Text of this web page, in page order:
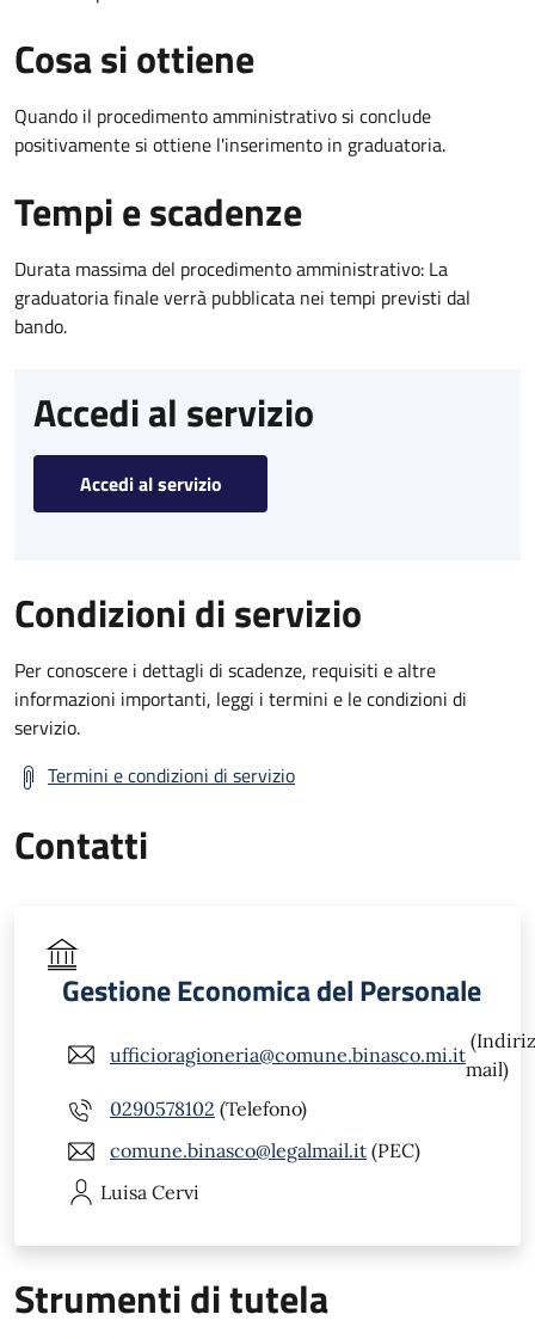
Cosa si ottiene
Quando il procedimento amministrativo si conclude
positivamente si ottiene l'inserimento in graduatoria.
Tempi e scadenze
Durata massima del procedimento amministrativo: La
graduatoria finale verrà pubblicata nei tempi previsti dal
bando.
Accedi al servizio
Accedi al servizio
Condizioni di servizio
Per conoscere i dettagli di scadenze, requisiti e altre
informazioni importanti, leggi i termini e le condizioni di
servizio.
Termini e condizioni di servizio
Contatti
Gestione Economica del Personale
ufficioragioneria@comune.binasco.mi.it
mail)
0290578102 (Telefono)
comune.binasco@legalmail.it (PEC)
Luisa Cervi
Strumenti di tutela